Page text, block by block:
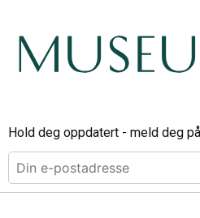
Hold deg oppdatert - meld deg